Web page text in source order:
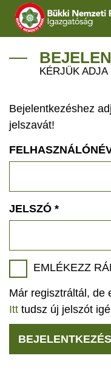
IGAZGATÓSÁG
VÍZVÉDELEM
ÖKOTURIZMUS
GEOPARKOK
KÉRJÜK ADJA
Bejelentkezéshez
jelszavát!
JELSZÓ *
EMLÉKEZZ
Már regisztráltál, de
Itt tudsz új jelszót
BEJELENTKEZÉS